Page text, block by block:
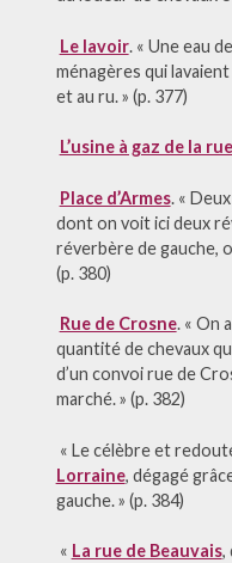
Le lavoir. « Une eau
ménagères qui
et au ru. » (p. 377)
L’usine à gaz de la
Place d’Armes. «
dont on voit ici deux
réverbère de gauche,
(p. 380)
Rue de Crosne. « On
quantité de chevaux
d’un convoi rue de
marché. » (p. 382)
« Le célèbre et
Lorraine, dégagé
gauche. » (p. 384)
« La rue de Beauvais,